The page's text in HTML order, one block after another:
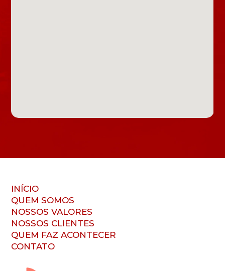
INÍCIO
QUEM SOMOS
NOSSOS VALORES
NOSSOS CLIENTES
QUEM FAZ ACONTECER
CONTATO